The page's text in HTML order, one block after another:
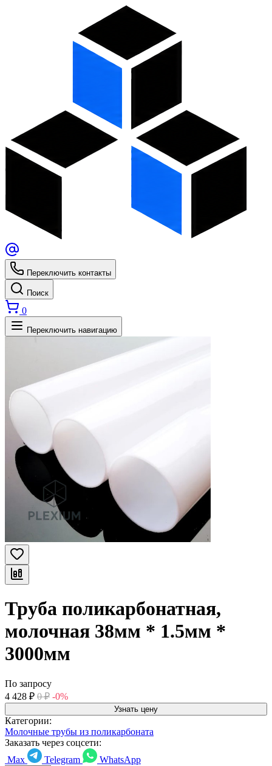
Переключить контакты
Поиск
0
Переключить навигацию
Труба поликарбонатная,
молочная 38мм * 1.5мм *
3000мм
По запросу
4 428 ₽ 0 ₽ -0%
Узнать цену
Категории:
Молочные трубы из поликарбоната
Заказать через соцсети:
Max
Telegram WhatsApp